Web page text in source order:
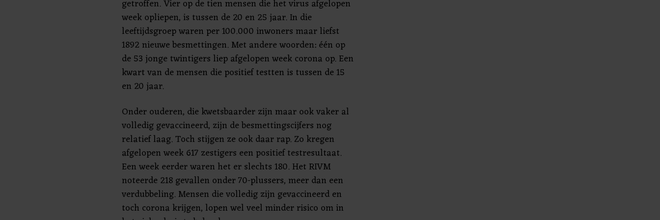
getroffen. Vier op de tien mensen die het virus afgelopen
week opliepen, is tussen de 20 en 25 jaar. In die
leeftijdsgroep waren per 100.000 inwoners maar liefst
1892 nieuwe besmettingen. Met andere woorden: één op
de 53 jonge twintigers liep afgelopen week corona op. Een
kwart van de mensen die positief testten is tussen de 15
en 20 jaar.
Onder ouderen, die kwetsbaarder zijn maar ook vaker al
volledig gevaccineerd, zijn de besmettingscijfers nog
relatief laag. Toch stijgen ze ook daar rap. Zo kregen
afgelopen week 617 zestigers een positief testresultaat.
Een week eerder waren het er slechts 180. Het RIVM
noteerde 218 gevallen onder 70-plussers, meer dan een
verdubbeling. Mensen die volledig zijn gevaccineerd en
toch corona krijgen, lopen wel veel minder risico om in